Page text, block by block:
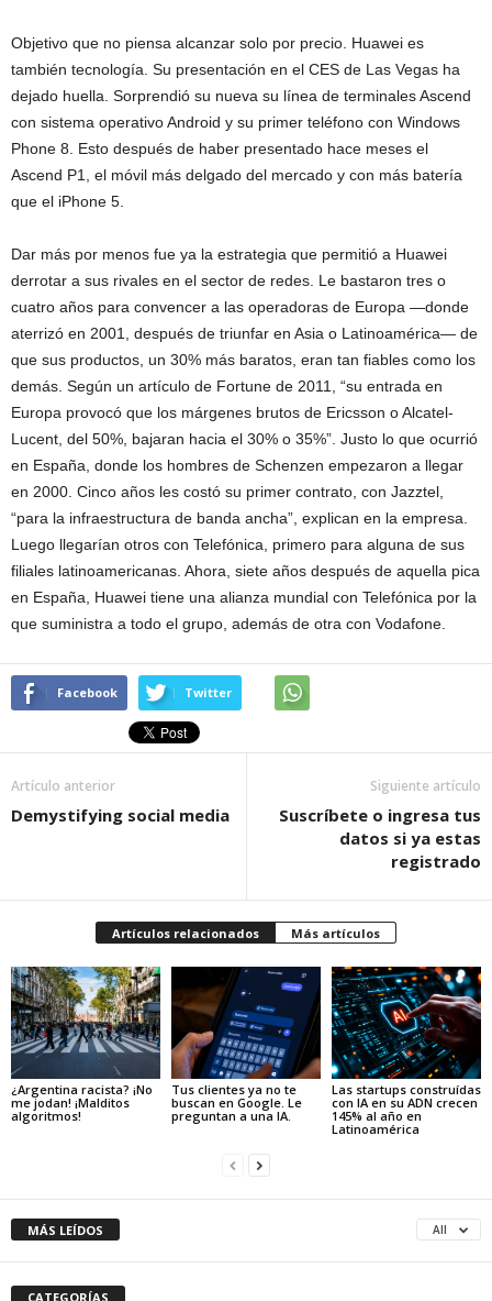
Objetivo que no piensa alcanzar solo por precio. Huawei es
también tecnología. Su presentación en el CES de Las Vegas ha
dejado huella. Sorprendió su nueva su línea de terminales Ascend
con sistema operativo Android y su primer teléfono con Windows
Phone 8. Esto después de haber presentado hace meses el
Ascend P1, el móvil más delgado del mercado y con más batería
que el iPhone 5.
Dar más por menos fue ya la estrategia que permitió a Huawei
derrotar a sus rivales en el sector de redes. Le bastaron tres o
cuatro años para convencer a las operadoras de Europa —donde
aterrizó en 2001, después de triunfar en Asia o Latinoamérica— de
que sus productos, un 30% más baratos, eran tan fiables como los
demás. Según un artículo de Fortune de 2011, “su entrada en
Europa provocó que los márgenes brutos de Ericsson o Alcatel-
Lucent, del 50%, bajaran hacia el 30% o 35%”. Justo lo que ocurrió
en España, donde los hombres de Schenzen empezaron a llegar
en 2000. Cinco años les costó su primer contrato, con Jazztel,
“para la infraestructura de banda ancha”, explican en la empresa.
Luego llegarían otros con Telefónica, primero para alguna de sus
filiales latinoamericanas. Ahora, siete años después de aquella pica
en España, Huawei tiene una alianza mundial con Telefónica por la
que suministra a todo el grupo, además de otra con Vodafone.
Facebook Twitter
Artículo anterior
Demystifying social media
Siguiente artículo
Suscríbete o ingresa tus
datos si ya estas
registrado
Artículos relacionados Más artículos
¿Argentina racista? ¡No
me jodan! ¡Malditos
algoritmos!
Tus clientes ya no te
buscan en Google. Le
preguntan a una IA.
Las startups construídas
con IA en su ADN crecen
145% al año en
Latinoamérica
MÁS LEÍDOS All
CATEGORÍAS